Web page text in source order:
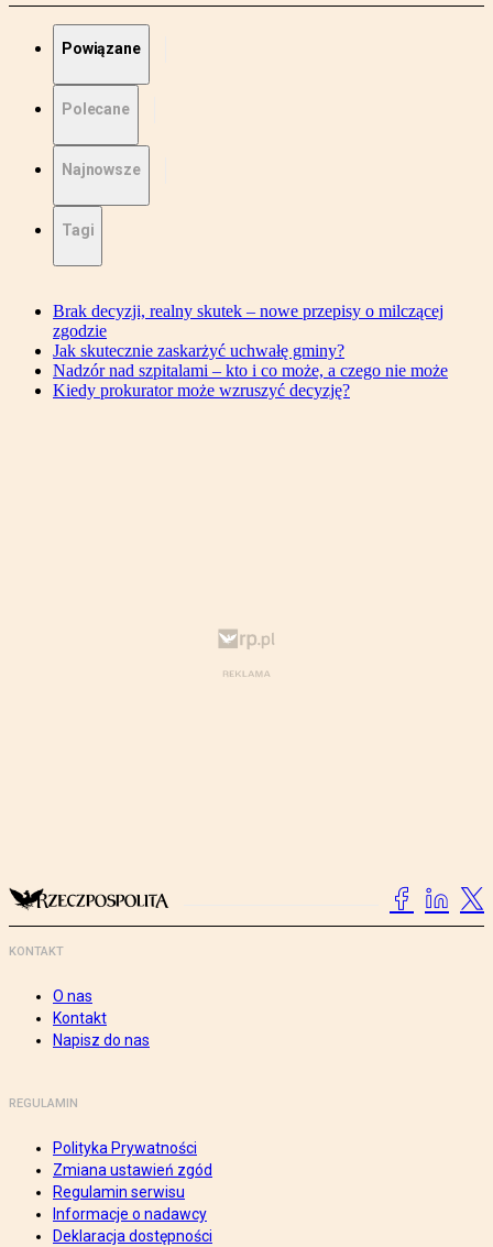
Powiązane
Polecane
Najnowsze
Tagi
Brak decyzji, realny skutek – nowe przepisy o milczącej
zgodzie
Jak skutecznie zaskarżyć uchwałę gminy?
Nadzór nad szpitalami – kto i co może, a czego nie może
Kiedy prokurator może wzruszyć decyzję?
KONTAKT
O nas
Kontakt
Napisz do nas
REGULAMIN
Polityka Prywatności
Zmiana ustawień zgód
Regulamin serwisu
Informacje o nadawcy
Deklaracja dostępności